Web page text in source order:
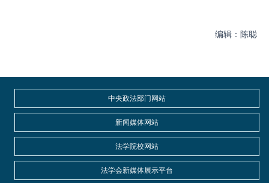
编辑：陈聪
中央政法部门网站
新闻媒体网站
法学院校网站
法学会新媒体展示平台